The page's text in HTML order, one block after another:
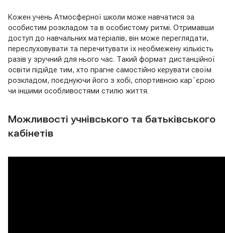
Кожен учень Атмосферної школи може навчатися за
особистим розкладом та в особистому ритмі. Отримавши
доступ до навчальних матеріалів, він може переглядати,
переслуховувати та перечитувати їх необмежену кількість
разів у зручний для нього час. Такий формат дистанційної
освіти підійде тим, хто прагне самостійно керувати своїм
розкладом, поєднуючи його з хобі, спортивною кар`єрою
чи іншими особливостями стилю життя.
Можливості учнівського та батьківського
кабінетів